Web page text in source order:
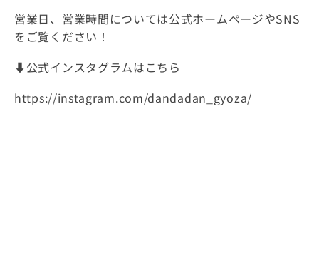
営業日、営業時間については公式ホームページやSNS
をご覧ください！
⬇️公式インスタグラムはこちら
https://instagram.com/dandadan_gyoza/